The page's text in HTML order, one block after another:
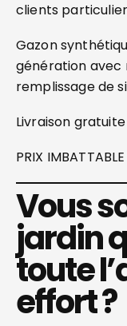
clients
Gazon
génération avec
remplissage de
Livraison
PRIX
Vous
jardin
toute
effort ?